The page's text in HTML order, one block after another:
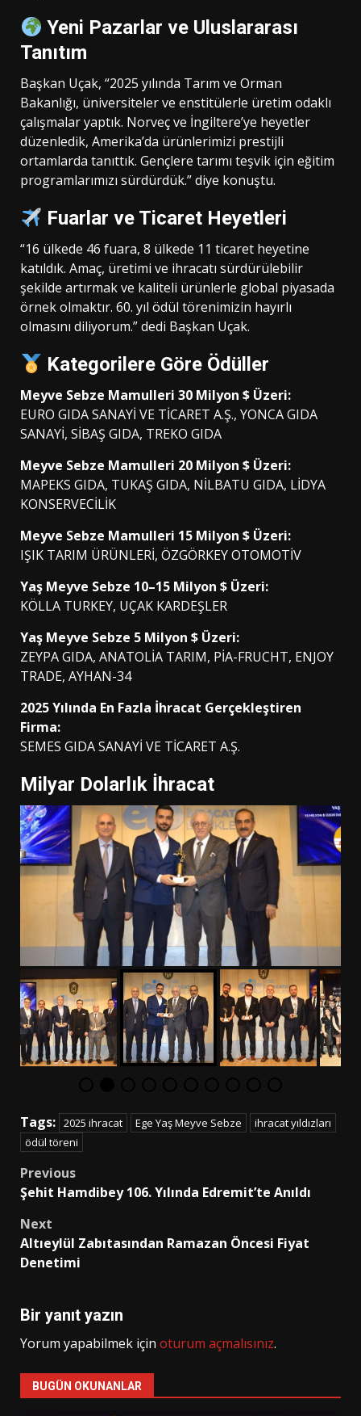
Yeni Pazarlar ve Uluslararası
Tanıtım
Başkan Uçak, “2025 yılında Tarım ve Orman
Bakanlığı, üniversiteler ve enstitülerle üretim odaklı
çalışmalar yaptık. Norveç ve İngiltere’ye heyetler
düzenledik, Amerika’da ürünlerimizi prestijli
ortamlarda tanıttık. Gençlere tarımı teşvik için eğitim
programlarımızı sürdürdük.” diye konuştu.
Fuarlar ve Ticaret Heyetleri
“16 ülkede 46 fuara, 8 ülkede 11 ticaret heyetine
katıldık. Amaç, üretimi ve ihracatı sürdürülebilir
şekilde artırmak ve kaliteli ürünlerle global piyasada
örnek olmaktır. 60. yıl ödül törenimizin hayırlı
olmasını diliyorum.” dedi Başkan Uçak.
Kategorilere Göre Ödüller
Meyve Sebze Mamulleri 30 Milyon $ Üzeri:
EURO GIDA SANAYİ VE TİCARET A.Ş., YONCA GIDA
SANAYİ, SİBAŞ GIDA, TREKO GIDA
Meyve Sebze Mamulleri 20 Milyon $ Üzeri:
MAPEKS GIDA, TUKAŞ GIDA, NİLBATU GIDA, LİDYA
KONSERVECİLİK
Meyve Sebze Mamulleri 15 Milyon $ Üzeri:
IŞIK TARIM ÜRÜNLERİ, ÖZGÖRKEY OTOMOTİV
Yaş Meyve Sebze 10–15 Milyon $ Üzeri:
KÖLLA TURKEY, UÇAK KARDEŞLER
Yaş Meyve Sebze 5 Milyon $ Üzeri:
ZEYPA GIDA, ANATOLİA TARIM, PİA-FRUCHT, ENJOY
TRADE, AYHAN-34
2025 Yılında En Fazla İhracat Gerçekleştiren
Firma:
SEMES GIDA SANAYİ VE TİCARET A.Ş.
Milyar Dolarlık İhracat
Tags: 2025 ihracat Ege Yaş Meyve Sebze
ihracat yıldızları
ödül töreni
Post
navigation
Previous
Şehit Hamdibey 106. Yılında Edremit’te Anıldı
Next
Altıeylül Zabıtasından Ramazan Öncesi Fiyat
Denetimi
Bir yanıt yazın
Yorum yapabilmek için oturum açmalısınız.
BUGÜN OKUNANLAR